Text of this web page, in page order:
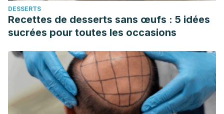
DESSERTS
Recettes de desserts sans œufs : 5 idées
sucrées pour toutes les occasions